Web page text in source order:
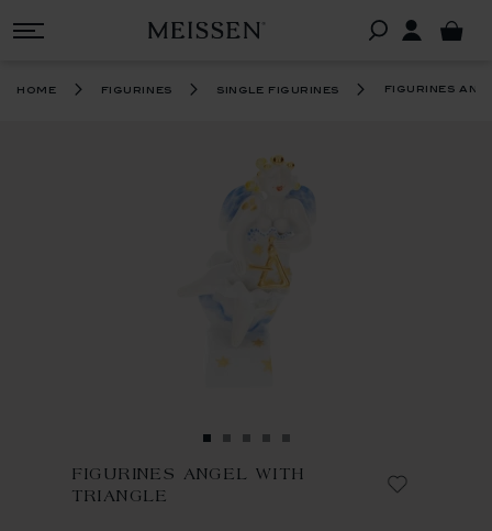
home figurines single figurines figurines
FIGURINES ANGEL WITH
TRIANGLE